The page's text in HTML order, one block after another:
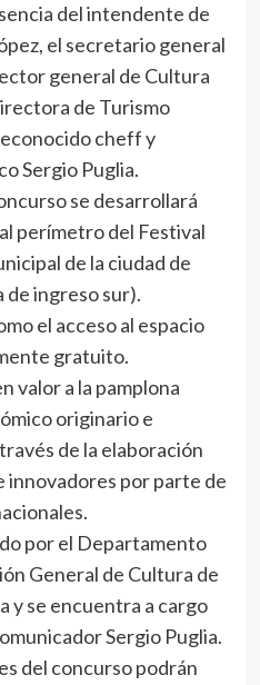
del intendente de
el secretario general
general de Cultura
de Turismo
cheff y
Sergio Puglia.
se desarrollará
perímetro del Festival
de la ciudad de
de ingreso sur).
el acceso al espacio
gratuito.
valor a la pamplona
originario e
de la elaboración
innovadores por parte de
por el Departamento
General de Cultura de
y se encuentra a cargo
Sergio Puglia.
del concurso podrán